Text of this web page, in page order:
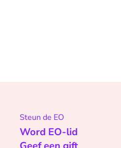
Steun de EO
Word EO-lid